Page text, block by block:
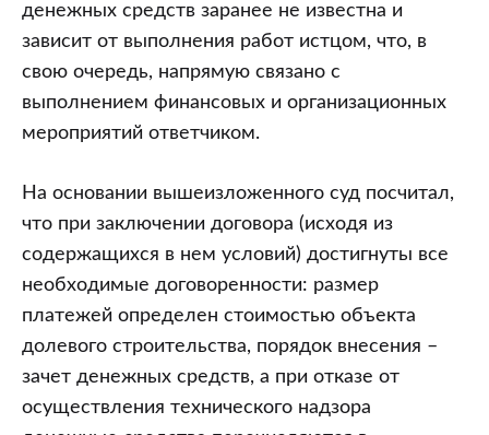
денежных средств заранее не известна и
зависит от выполнения работ истцом, что, в
свою очередь, напрямую связано с
выполнением финансовых и организационных
мероприятий ответчиком.
На основании вышеизложенного суд посчитал,
что при заключении договора (исходя из
содержащихся в нем условий) достигнуты все
необходимые договоренности: размер
платежей определен стоимостью объекта
долевого строительства, порядок внесения –
зачет денежных средств, а при отказе от
осуществления технического надзора